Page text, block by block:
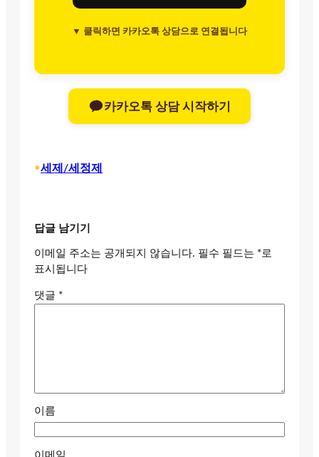
▼ 클릭하면 카카오톡 상담으로 연결됩니다
카카오톡 상담 시작하기
•세제/세정제
답글 남기기
이메일 주소는 공개되지 않습니다. 필수 필드는 *로
표시됩니다
댓글 *
이름